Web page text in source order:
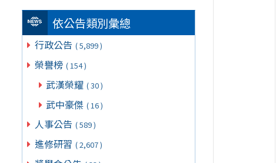
依公告類別彙總
行政公告 ( 5,899 )
榮譽榜 ( 154 )
武漢榮耀 ( 30 )
武中豪傑 ( 16 )
人事公告 ( 589 )
進修研習 ( 2,607 )